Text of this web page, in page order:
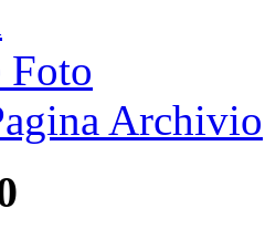
Foto
Archivio